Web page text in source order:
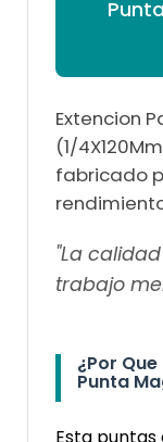
Extencion
(1/
fabricado
"La
trabajo
¿Por
Punta